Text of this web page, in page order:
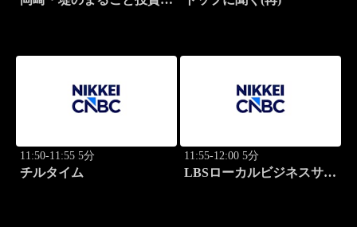
11:50-11:55 5分
チルタイム
11:55-12:00 5分
LBSローカルビジネスサテ